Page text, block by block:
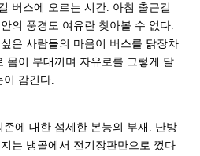
버스에 오르는 시간. 아침 출근길
의 풍경도 여유란 찾아볼 수 없다.
은 사람들의 마음이 버스를 닭장차
몸이 부대끼며 자유로를 그렇게 달
감긴다.
존에 대한 섬세한 본능의 부재. 난방
는 냉골에서 전기장판만으로 껐다